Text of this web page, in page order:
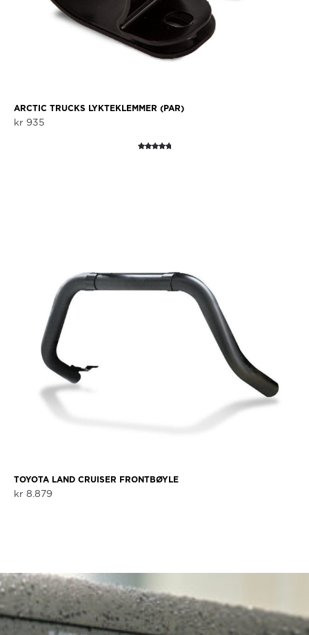
ARCTIC TRUCKS LYKTEKLEMMER (PAR)
kr935
TOYOTA LAND CRUISER FRONTBØYLE
kr8.879